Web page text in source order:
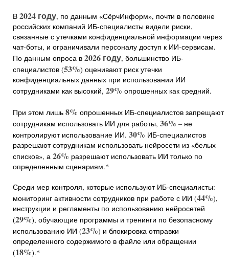
В 2024 году, по данным «СёрчИнформ», почти в половине
российских компаний ИБ-специалисты видели риски,
связанные с утечками конфиденциальной информации через
чат-боты, и ограничивали персоналу доступ к ИИ-сервисам.
По данным опроса в 2026 году, большинство ИБ-
специалистов (53%) оценивают риск утечки
конфиденциальных данных при использовании ИИ
сотрудниками как высокий, 29% опрошенных как средний.
При этом лишь 8% опрошенных ИБ-специалистов запрещают
сотрудникам использовать ИИ для работы, 36% – не
контролируют использование ИИ. 30% ИБ-специалистов
разрешают сотрудникам использовать нейросети из «белых
списков», а 26% разрешают использовать ИИ только по
определенным сценариям.*
Среди мер контроля, которые используют ИБ-специалисты:
мониторинг активности сотрудников при работе с ИИ (44%),
инструкции и регламенты по использованию нейросетей
(29%), обучающие программы и тренинги по безопасному
использованию ИИ (23%) и блокировка отправки
определенного содержимого в файле или обращении
(18%).*